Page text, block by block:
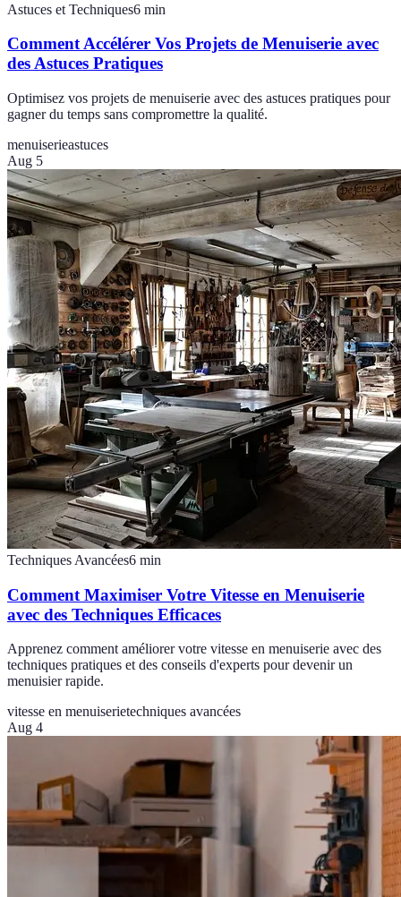
Astuces et Techniques6 min
Comment Accélérer Vos Projets de Menuiserie avec
des Astuces Pratiques
Optimisez vos projets de menuiserie avec des astuces pratiques pour
gagner du temps sans compromettre la qualité.
menuiserieastuces
Aug 5
Techniques Avancées6 min
Comment Maximiser Votre Vitesse en Menuiserie
avec des Techniques Efficaces
Apprenez comment améliorer votre vitesse en menuiserie avec des
techniques pratiques et des conseils d'experts pour devenir un
menuisier rapide.
vitesse en menuiserietechniques avancées
Aug 4